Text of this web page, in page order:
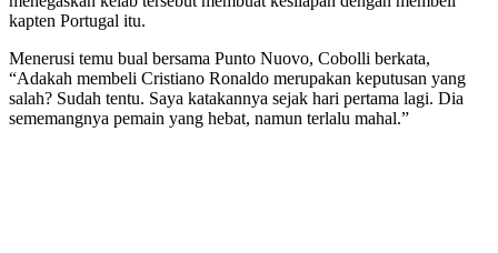
kapten Portugal itu.
Menerusi temu bual bersama Punto Nuovo, Cobolli berkata,
“Adakah membeli Cristiano Ronaldo merupakan keputusan yang
salah? Sudah tentu. Saya katakannya sejak hari pertama lagi. Dia
sememangnya pemain yang hebat, namun terlalu mahal.”